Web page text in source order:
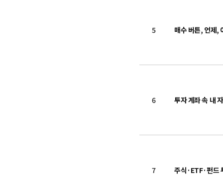
5 매수 버튼, 언제,
6 투자 계좌 속 내
7 주식·ETF·펀드